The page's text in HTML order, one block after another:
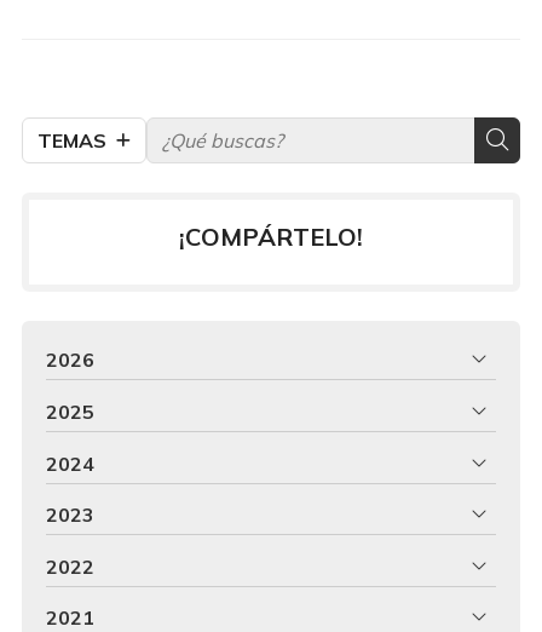
TEMAS
¡COMPÁRTELO!
2026
2025
2024
2023
2022
2021